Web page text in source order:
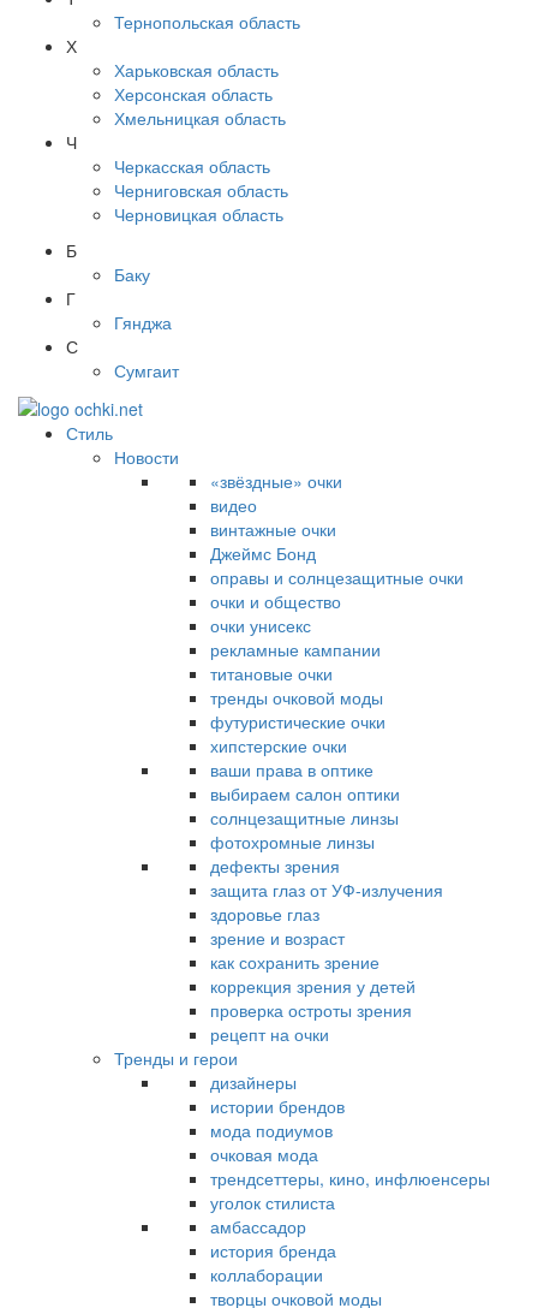
Тернопольская область
Х
Харьковская область
Херсонская область
Хмельницкая область
Ч
Черкасская область
Черниговская область
Черновицкая область
Б
Баку
Г
Гянджа
С
Сумгаит
Стиль
Новости
«звёздные» очки
видео
винтажные очки
Джеймс Бонд
оправы и солнцезащитные очки
очки и общество
очки унисекс
рекламные кампании
титановые очки
тренды очковой моды
футуристические очки
хипстерские очки
ваши права в оптике
выбираем салон оптики
солнцезащитные линзы
фотохромные линзы
дефекты зрения
защита глаз от УФ-излучения
здоровье глаз
зрение и возраст
как сохранить зрение
коррекция зрения у детей
проверка остроты зрения
рецепт на очки
Тренды и герои
дизайнеры
истории брендов
мода подиумов
очковая мода
трендсеттеры, кино, инфлюенсеры
уголок стилиста
амбассадор
история бренда
коллаборации
творцы очковой моды